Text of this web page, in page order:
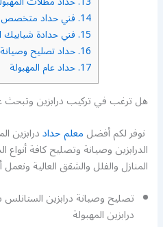
14. فني حداد متخصص
15. فني حدادة شبابيك
16. حداد تصليح وصيانة
17. حداد عام المهبولة
هل ترغب في تركيب درابزين وتبحث
نوفر لكم أفضلمعلم حداددرابزين
الدرابزين وصيانة وتصليح كافة أنواع
المنازل والفلل والشقق العالية
تصليح وصيانة درابزين
درابزين المهبولة